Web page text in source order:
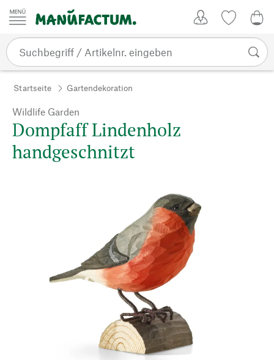
Zum Inhalt springen
Startseite Gartendekoration
Wildlife Garden
Dompfaff Lindenholz
handgeschnitzt